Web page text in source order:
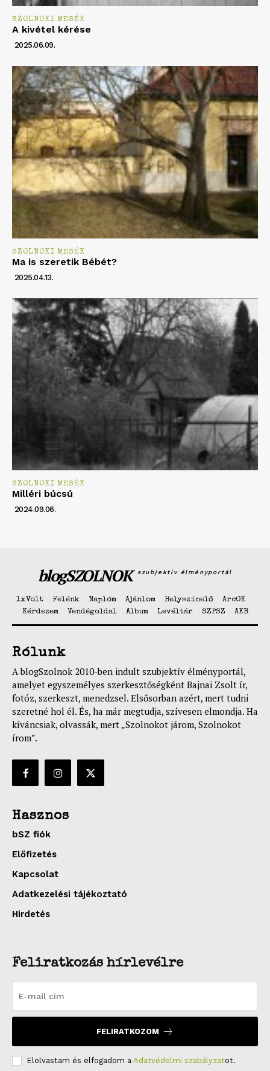
SZOLNOKI MESÉK
A kivétel kérése
2025.06.09.
SZOLNOKI MESÉK
Ma is szeretik Bébét?
2025.04.13.
SZOLNOKI MESÉK
Milléri búcsú
2024.09.06.
blogSZOLNOK szubjektív élményportál
1xVolt Felénk Naplóm Ajánlom Helyszínelő
ArcOK
Kérdezem
Vendégoldal Album Levéltár SZPSZ AKB
Rólunk
A blogSzolnok 2010-ben indult szubjektív élményportál,
amelyet egyszemélyes szerkesztőségként Bajnai Zsolt ír,
fotóz, szerkeszt, menedzsel. Elsősorban azért, mert tudni
szeretné hol él. És, ha már megtudja, szívesen elmondja. Ha
kíváncsiak, olvassák, mert „Szolnokot járom, Szolnokot
írom”.
Hasznos
bSZ fiók
Előfizetés
Kapcsolat
Adatkezelési tájékoztató
Hirdetés
Feliratkozás hírlevélre
FELIRATKOZOM
Elolvastam és elfogadom a Adatvédelmi szabályzatot.